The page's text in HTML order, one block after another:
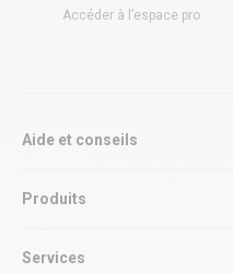
Accéder à l’espace pro
Aide et conseils
Produits
Services